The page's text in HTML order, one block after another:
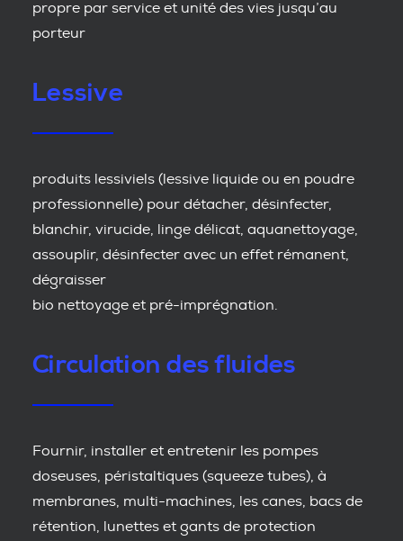
propre par service et unité des vies jusqu’au
porteur
Lessive
produits lessiviels (lessive liquide ou en poudre
professionnelle) pour détacher, désinfecter,
blanchir, virucide, linge délicat, aquanettoyage,
assouplir, désinfecter avec un effet rémanent,
dégraisser
bio nettoyage et pré-imprégnation.
Circulation des fluides
Fournir, installer et entretenir les pompes
doseuses, péristaltiques (squeeze tubes), à
membranes, multi-machines, les canes, bacs de
rétention, lunettes et gants de protection